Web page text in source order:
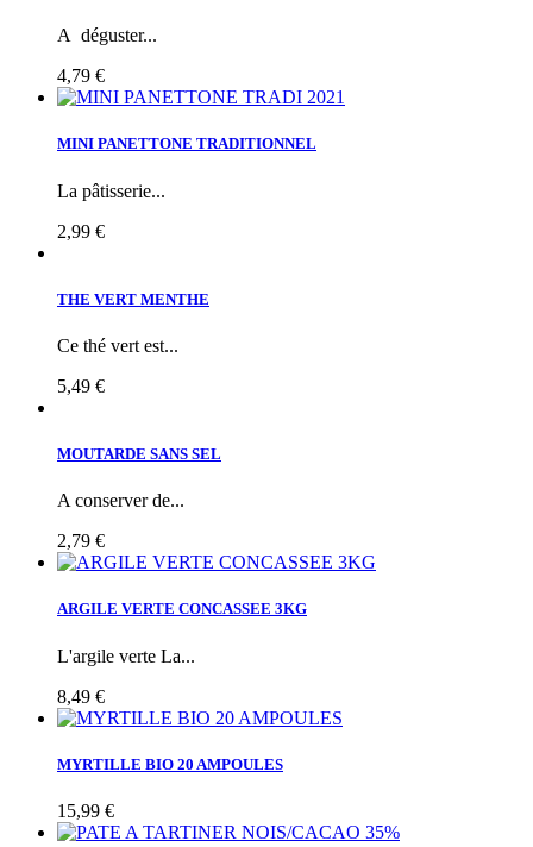
A déguster...
4,79 €
MINI PANETTONE TRADITIONNEL
La pâtisserie...
2,99 €
THE VERT MENTHE
Ce thé vert est...
5,49 €
MOUTARDE SANS SEL
A conserver de...
2,79 €
ARGILE VERTE CONCASSEE 3KG
L'argile verte La...
8,49 €
MYRTILLE BIO 20 AMPOULES
15,99 €